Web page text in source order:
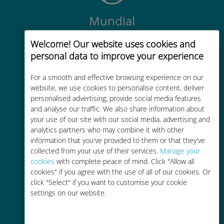
Welcome! Our website uses cookies and
personal data to improve your experience
For a smooth and effective browsing experience on our
website, we use cookies to personalise content, deliver
personalised advertising, provide social media features
and analyse our traffic. We also share information about
your use of our site with our social media, advertising and
analytics partners who may combine it with other
information that you've provided to them or that they've
collected from your use of their services. Manage your
cookies with complete peace of mind. Click "Allow all
cookies" if you agree with the use of all of our cookies. Or
click "Select" if you want to customise your cookie
settings on our website.
Mundial
Conectividad celular mundial de
alta calidad en más de 200
destinos
Rentable
Hasta un 90% más barato que los
costes de itinerancia con su
operador actual